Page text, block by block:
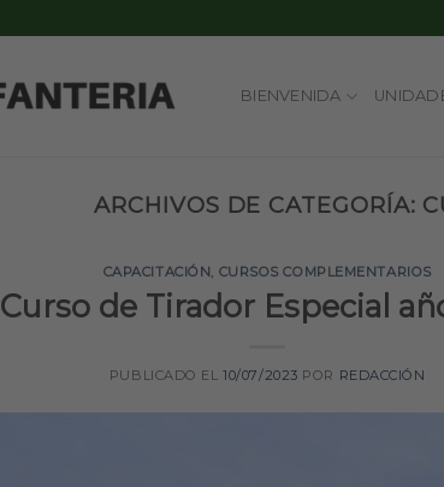
BIENVENIDA
ARCHIVOS DE CATEGORÍA:
CAPACITACIÓN, CURSOS COMPLEMENTARIOS
Curso de Tirador Especial
PUBLICADO EL10/07/2023 POR REDACCIÓN